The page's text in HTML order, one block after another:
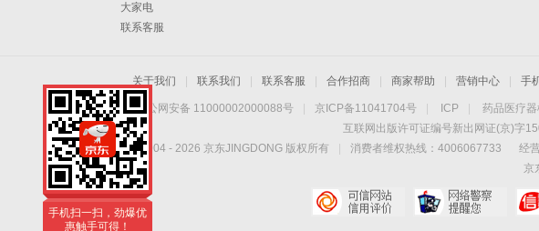
大家电
联系客服
关于我们 联系我们 联系客服 合作招商 商家帮助 营销中心 手
京公网安备 11000002000088号 京ICP备11041704号 ICP 药品医疗
互联网出版许可证编号新出网证(京)字
Copyright © 2004 - 2026 京东JINGDONG 版权所有 消费者维权热线：4006067733 经
京
手机扫一扫，劲爆优
惠触手可得！
手机扫一扫，劲爆优
惠触手可得！